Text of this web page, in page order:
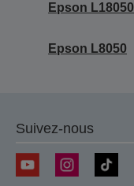
Epson L18050
Epson L8050
Suivez-nous